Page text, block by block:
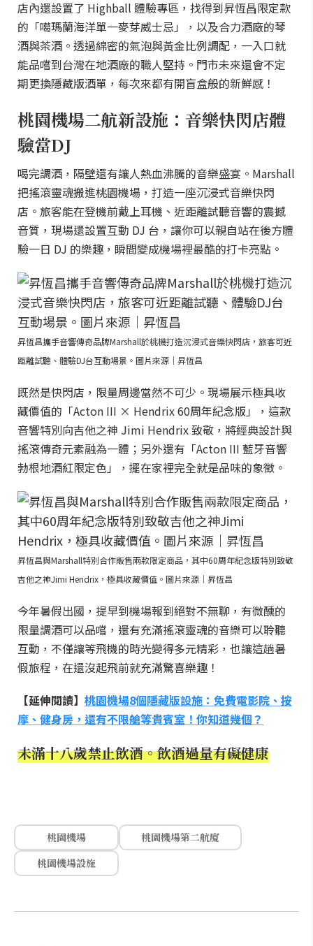
店內還設置了 Highball 體驗專區，找得到昇恆昌限定款
的「噶瑪蘭海洋單一麥芽威士忌」，以及合力酒廠的琴
酒與茶酒。透過綿密的氣泡與黃金比例調配，一入口就
能品嚐到台灣在地酒廠的職人堅持。門市未來還會不定
期更換隱藏版酒單，每次來都有開盲盒般的新鮮感！
桃園機場二航新設施：音樂快閃店體
驗當DJ
喝完調酒，隔壁還有讓人熱血沸騰的音樂盛宴。Marshall
把搖滾靈魂搬進桃園機場，打造一座沉浸式音樂快閃
店。旅客能在登機前戴上耳機、近距離試聽音響的震撼
音質，現場還設置互動 DJ 台，讓你可以親自站在後方體
驗一日 DJ 的樂趣，瞬間變成機場裡最酷的打卡亮點。
昇恆昌攜手音響傳奇品牌Marshall於桃機打造沉浸式音樂快閃店，旅客可近
距離試聽、體驗DJ台互動場景。圖片來源｜昇恆昌
既然是快閃店，限量周邊當然不可少。現場展示極具收
藏價值的「Acton III × Hendrix 60周年紀念版」，這款
音響特別向吉他之神 Jimi Hendrix 致敬，將經典設計與
搖滾傳奇元素融為一體；另外還有「Acton III 藍牙音響
勃根地酒紅限定色」，擺在家裡完全就是品味的象徵。
昇恆昌與Marshall特別合作販售兩款限定商品，其中60周年紀念版特別致敬
吉他之神Jimi Hendrix，極具收藏價值。圖片來源｜昇恆昌
今年暑假出國，提早到機場報到絕對不無聊，有微醺的
限量調酒可以品嚐，還有充滿搖滾靈魂的音樂可以聆聽
互動，不僅讓等飛機的時光變得多元精彩，也讓這趟暑
假旅程，在還沒起飛前就充滿驚喜樂趣！
【延伸閱讀】 桃園機場8個隱藏版設施：免費電影院、按
摩、健身房，還有不限艙等貴賓室！你知道幾個？
未滿十八歲禁止飲酒。飲酒過量有礙健康
桃園機場
桃園機場第二航廈
桃園機場設施